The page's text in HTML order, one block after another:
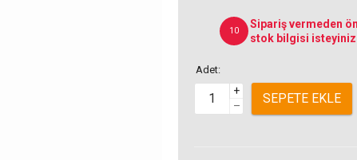
10
Sipariş vermeden
stok bilgisi
Adet:
+
–
SEPETE EKLE